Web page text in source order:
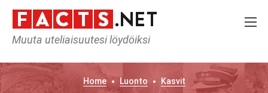
Muuta uteliaisuutesi löydöiksi
Home Luonto Kasvit